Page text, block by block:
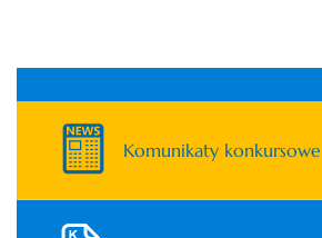
Komunikaty konkursowe